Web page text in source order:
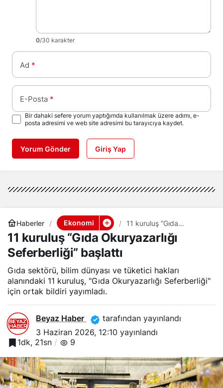
0/30 karakter
Ad *
E-Posta *
Bir dahaki sefere yorum yaptığımda kullanılmak üzere adımı, e-
posta adresimi ve web site adresimi bu tarayıcıya kaydet.
Yorum Gönder Giriş Yap
Haberler Ekonomi
11 kuruluş “Gıda
Okuryazarlığı
Seferberliği” başlattı
11 kuruluş “Gıda Okuryazarlığı
Seferberliği” başlattı
Gıda sektörü, bilim dünyası ve tüketici hakları
alanındaki 11 kuruluş, "Gıda Okuryazarlığı Seferberliği"
için ortak bildiri yayımladı.
Beyaz Haber
tarafından yayınlandı
3 Haziran 2026, 12:10 yayınlandı
1dk, 21sn
9